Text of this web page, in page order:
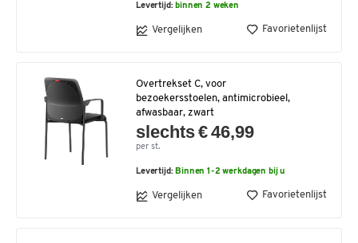
Levertijd: binnen 2 weken
Vergelijken Favorietenlijst
Overtrekset C, voor
bezoekersstoelen, antimicrobieel,
afwasbaar, zwart
slechts € 46,99
per st.
Levertijd: Binnen 1-2 werkdagen bij u
Vergelijken Favorietenlijst